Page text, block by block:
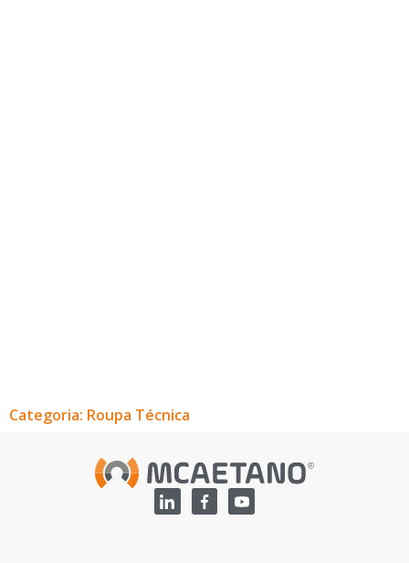
Categoria: Roupa Técnica